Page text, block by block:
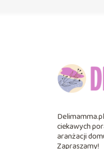
ciekawych
aranżacji
Zapraszamy!